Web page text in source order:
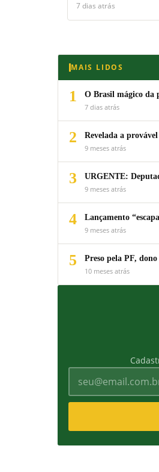
7 dias atrás
MAIS LIDOS
1
O Brasil mágico da
7 dias atrás
2
Revelada a
9 meses atrás
3
URGENTE:
9 meses atrás
4
Lançamento
9 meses atrás
5
Preso pela PF,
10 meses atrás